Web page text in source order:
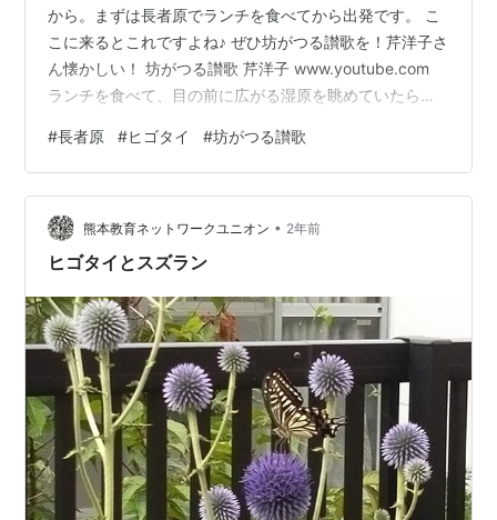
から。まずは長者原でランチを食べてから出発です。 こ
こに来るとこれですよね♪ ぜひ坊がつる讃歌を！芹洋子さ
ん懐かしい！ 坊がつる讃歌 芹洋子 www.youtube.com
ランチを食べて、目の前に広がる湿原を眺めていたら、
修先生の講座でヒゴタイを見に来ました。一眼レフで写
すのが楽しくて楽しくてしょうがない時期だったな～ 思
い出に少し浸ることにしようかな～ 調べてみたら、もう
12年前の事でした。あの時は目の前にそびえる三俣山の
名前すら、この奥にあんな素敵な坊がつるがあることも
#長者原 #ヒゴタイ #坊がつる讃歌
熊本教育ネットワークユニオン • 2年前
ヒゴタイとスズラン